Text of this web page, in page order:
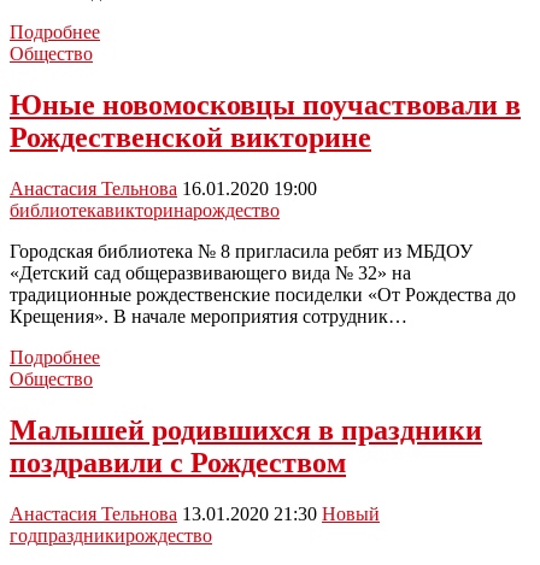
ПодробнееДепутаты
Думы
поздравили
с
годом
гостей
Гагаринской
ёлки
Общество
Юные новомосковцы поучаствовали в
Рождественской викторине
Анастасия Тельнова 16.01.2020 19:00
библиотекавикторинарождество
Городская библиотека № 8 пригласила ребят из МБДОУ
«Детский сад общеразвивающего вида № 32» на
традиционные рождественские посиделки «От Рождества до
Крещения». В начале мероприятия сотрудник…
ПодробнееЮные
Рождественской
викторине
Общество
Малышей родившихся в праздники
поздравили с Рождеством
Анастасия Тельнова 13.01.2020 21:30 Новый
годпраздникирождество